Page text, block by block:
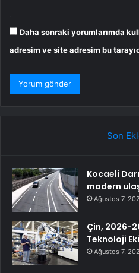
Daha sonraki yorumlarımda
adresim ve site adresim bu
Son
Kocaeli
modern
Ağustos 7,
Çin, 2026-
Teknoloji
Ağustos 7,